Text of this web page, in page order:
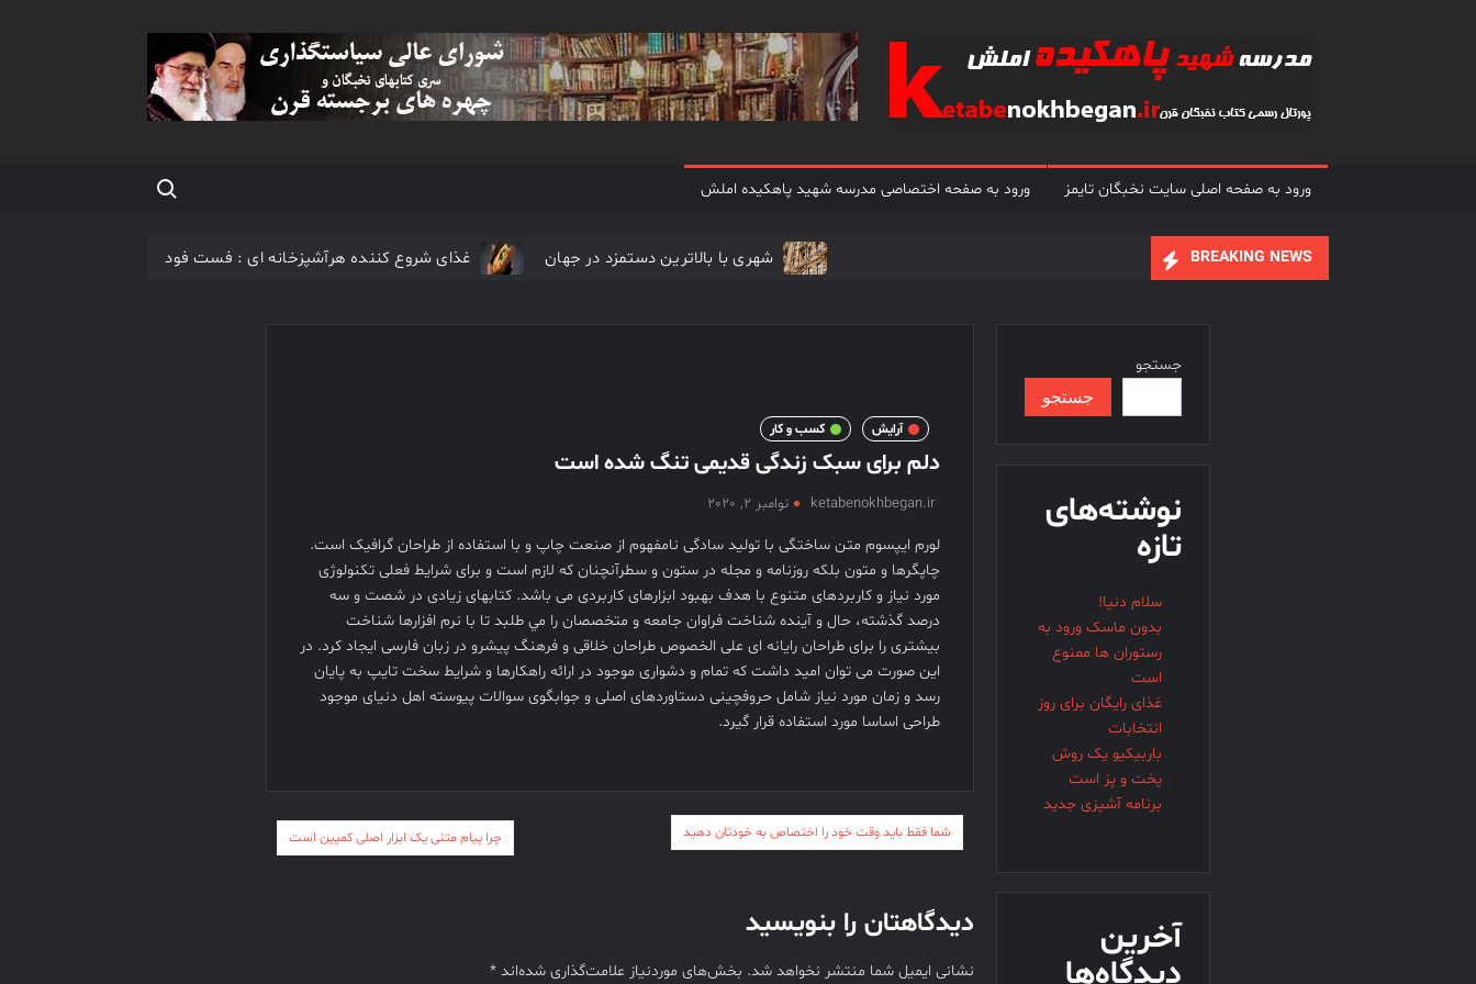
مدرسه
شهید
پاهکیده
املش
مدرسه +
دبستان +
1 + 2 +
پاکیده +
اول + دوم
+ سوم +
پشت +
بانک
کشاورزی
+ شماره +
تلفن +
آدرس +
لوکیشن +
+ دریافت
+ کارنامه
+ کد ملی
دولتی +
گیلان +
اداره +
معاون +
ورود به صفحه اصلی سایت نخبگان تایمز ورود به صفحه اختصاصی مدرسه شهید پاهکیده املش Search for:
BREAKING NEWS غذای شروع کننده هرآشپزخانه ای : فست فود
شهری با بالاترین دستمزد در جهان
آرایش کسب و کار
دلم برای سبک زندگی قدیمی تنگ شده است
ketabenokhbegan.ir نوامبر 2, 2020
لورم ايپسوم متن ساختگی با توليد سادگی نامفهوم از صنعت چاپ و با استفاده از طراحان گرافيک است.
چاپگرها و متون بلکه روزنامه و مجله در ستون و سطرآنچنان که لازم است و برای شرايط فعلی تکنولوژی
مورد نياز و کاربردهای متنوع با هدف بهبود ابزارهای کاربردی می باشد. کتابهای زيادی در شصت و سه
درصد گذشته، حال و آينده شناخت فراوان جامعه و متخصصان را مي طلبد تا با نرم افزارها شناخت
بيشتری را برای طراحان رايانه ای علی الخصوص طراحان خلاقی و فرهنگ پيشرو در زبان فارسی ايجاد کرد. در
اين صورت می توان اميد داشت که تمام و دشواری موجود در ارائه راهکارها و شرايط سخت تايپ به پايان
رسد و زمان مورد نياز شامل حروفچينی دستاوردهای اصلی و جوابگوی سوالات پيوسته اهل دنيای موجود
طراحی اساسا مورد استفاده قرار گيرد.
راهبری
شما فقط باید وقت خود را اختصاص به خودتان دهید چرا پیام متنی یک ابزار اصلی کمپین است
دیدگاهتان را بنویسید
نشانی ایمیل شما منتشر نخواهد شد. بخش‌های موردنیاز علامت‌گذاری شده‌اند *
جستجو
جستجو
نوشته‌های
تازه
سلام دنیا!
بدون ماسک ورود به
رستوران ها ممنوع
است
غذای رایگان برای روز
انتخابات
باربیکیو یک روش
پخت و پز است
برنامه آشپزی جدید
آخرین
دیدگاه‌ها